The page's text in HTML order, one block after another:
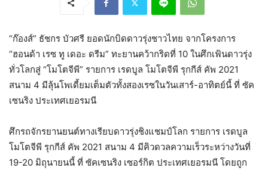
“ก๊องส์” ธัชกร บัวศรี ยอดนักบิดดาวรุ่งชาวไทย จากโครงการ
“ฮอนด้า เรซ ทู เดอะ ดรีม” ทะยานคว้ากริดที่ 10 ในศึกเฟ้นดาวรุ่ง
ทั่วโลกสู่ “โมโตจีพี” รายการ เรดบูล โมโตจีพี รุกกีส์ คัพ 2021
สนาม 4 มีลุ้นโพเดี้ยมเต็มตัวทั้งสองเรซในวันเสาร์-อาทิตย์นี้ ที่ ซัค
เซนริง ประเทศเยอรมนี
ศึกรถจักรยานยนต์ทางเรียบดาวรุ่งชิงแชมป์โลก รายการ เรดบูล
โมโตจีพี รุกกีส์ คัพ 2021 สนาม 4 มีคิวดวลความเร็วระหว่างวันที่
19-20 มิถุนายนนี้ ที่ ซัคเซนริง เซอร์กิต ประเทศเยอรมนี โดยถูก